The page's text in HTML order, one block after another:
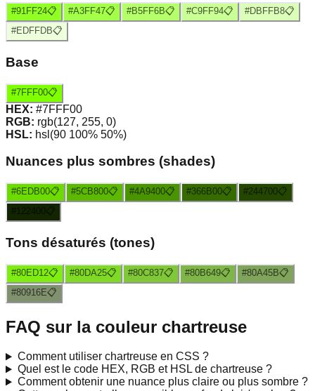
#91FF24📋 #A3FF47📋 #B5FF6B📋 #C9FF94📋 #DBFFB8📋
#EDFFDB📋
Base
#7FFF00📋
HEX: #7FFF00
RGB: rgb(127, 255, 0)
HSL: hsl(90 100% 50%)
Nuances plus sombres (shades)
#6EDB00📋 #5CB800📋 #4A9400📋 #366B00📋 #244700📋
#122400 📋
Tons désaturés (tones)
#80ED12📋 #80DA25📋 #80C837📋 #80B649📋 #80A45B📋
#80916E📋
FAQ sur la couleur chartreuse
Comment utiliser chartreuseen CSS ?
Quel est le code HEX, RGB et HSL de chartreuse?
Comment obtenir une nuance plus claire ou plus sombre ?